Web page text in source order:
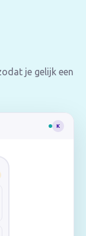
je gelijk een
K